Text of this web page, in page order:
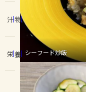
コンテン
レシピ
トーク
ピーマン
汁物
栄養 シーフード炒飯